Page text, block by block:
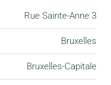
Rue Sainte-Anne 3
Bruxelles
Bruxelles-Capitale